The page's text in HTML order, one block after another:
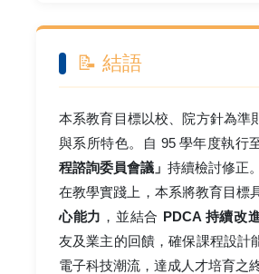
📝 結語
本系教育目標以校、院方針為準
與系所特色。自 95 學年度執行
程諮詢委員會議」 持續檢討修正。
在教學實踐上，本系將教育目標
心能力 ，並結合 PDCA 持續改
友及業主的回饋，確保課程設計
電子科技潮流，達成人才培育之